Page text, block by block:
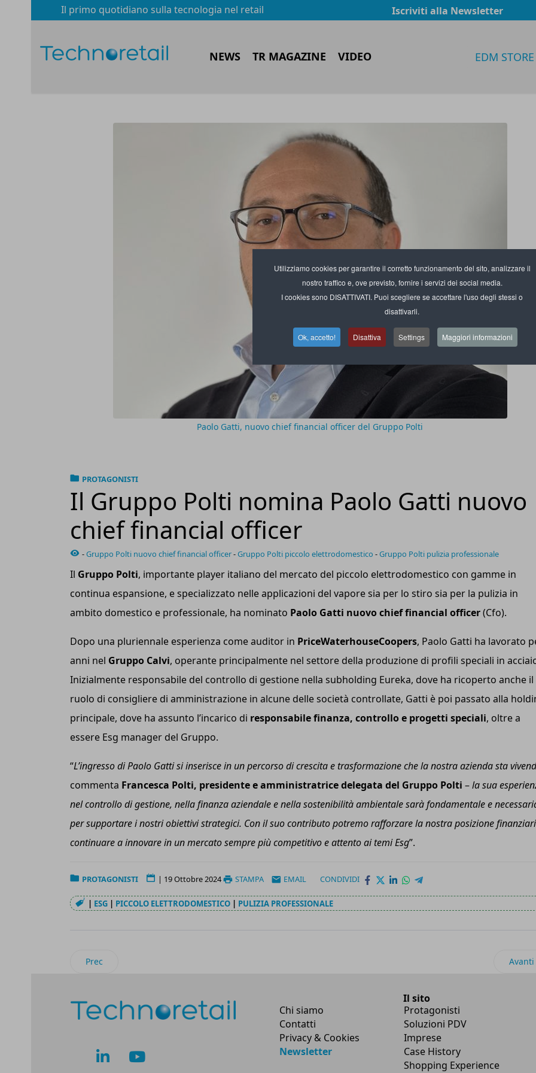
Utilizziamo cookies per garantire il corretto funzionamento del sito, analizzare il
nostro traffico e, ove previsto, fornire i servizi dei social media.
I cookies sono DISATTIVATI. Puoi scegliere se accettare l'uso degli stessi o
disattivarli.
Ok, accetto! Disattiva Settings Maggiori informazioni
Il primo quotidiano sulla tecnologia nel retail Iscriviti alla Newsletter
NEWS TR MAGAZINE VIDEO EDM STORE
Paolo Gatti, nuovo chief financial officer del Gruppo Polti
PROTAGONISTI
Il Gruppo Polti nomina Paolo Gatti nuovo
chief financial officer
-Gruppo Polti nuovo chief financial officer-Gruppo Polti piccolo elettrodomestico -Gruppo Polti pulizia professionale
Il Gruppo Polti, importante player italiano del mercato del piccolo elettrodomestico con gamme in
continua espansione, e specializzato nelle applicazioni del vapore sia per lo stiro sia per la pulizia in
ambito domestico e professionale, ha nominato Paolo Gatti nuovo chief financial officer(Cfo).
Dopo una pluriennale esperienza come auditor in PriceWaterhouseCoopers, Paolo Gatti ha lavorato
anni nel Gruppo Calvi, operante principalmente nel settore della produzione di profili speciali in
Inizialmente responsabile del controllo di gestione nella subholding Eureka, dove ha ricoperto anche il
ruolo di consigliere di amministrazione in alcune delle società controllate, Gatti è poi passato alla
principale, dove ha assunto l’incarico di responsabile finanza, controllo e progetti speciali, oltre a
essere Esg manager del Gruppo.
“L’ingresso di Paolo Gatti si inserisce in un percorso di crescita e trasformazione chela nostra aziendasta
commenta Francesca Polti, presidente e amministratrice delegata del Gruppo Polti –la sua
nel controllo di gestione, nella finanza aziendale e nella sostenibilità ambientale sarà fondamentale e
per supportare i nostri obiettivi strategici. Con il suo contributo potremo rafforzare la nostra posizione
continuare a innovare in un mercato sempre più competitivo e attento ai temi Esg”.
PROTAGONISTI | 19 Ottobre 2024 STAMPA EMAIL CONDIVIDI
| ESG | PICCOLO ELETTRODOMESTICO | PULIZIA PROFESSIONALE
Articolo precedente: Andrea Stach è stata nominata nuova sales director di Baoli Emea
Prec Avanti
Il sito
lk yt
Chi siamo
Contatti
Privacy & Cookies
Newsletter
Protagonisti
Soluzioni PDV
Imprese
Case History
Shopping Experience